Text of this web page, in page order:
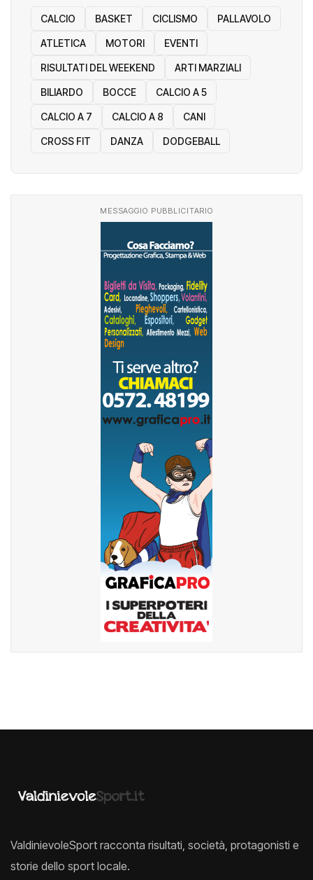
CALCIO BASKET CICLISMO PALLAVOLO
ATLETICA MOTORI EVENTI
RISULTATI DEL WEEKEND ARTI MARZIALI
BILIARDO BOCCE CALCIO A 5
CALCIO A 7 CALCIO A 8 CANI
CROSS FIT DANZA DODGEBALL
MESSAGGIO PUBBLICITARIO
ValdinievoleSport racconta risultati, società, protagonisti e
storie dello sport locale.